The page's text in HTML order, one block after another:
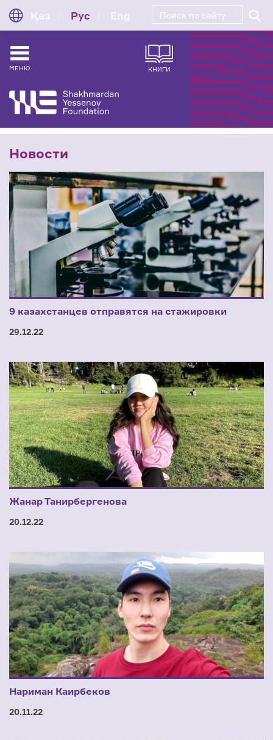
Рус
МЕНЮ КНИГИ
Новости
9 казахстанцев отправятся на стажировки
29.12.22
Жанар Танирбергенова
20.12.22
Нариман Каирбеков
20.11.22